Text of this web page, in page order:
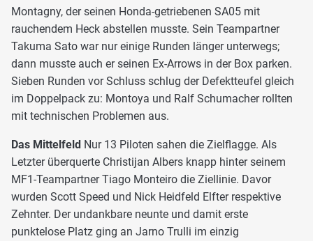
Montagny, der seinen Honda-getriebenen SA05 mit
rauchendem Heck abstellen musste. Sein Teampartner
Takuma Sato war nur einige Runden länger unterwegs;
dann musste auch er seinen Ex-Arrows in der Box parken.
Sieben Runden vor Schluss schlug der Defektteufel gleich
im Doppelpack zu: Montoya und Ralf Schumacher rollten
mit technischen Problemen aus.
Das Mittelfeld Nur 13 Piloten sahen die Zielflagge. Als
Letzter überquerte Christijan Albers knapp hinter seinem
MF1-Teampartner Tiago Monteiro die Ziellinie. Davor
wurden Scott Speed und Nick Heidfeld Elfter respektive
Zehnter. Der undankbare neunte und damit erste
punktelose Platz ging an Jarno Trulli im einzig